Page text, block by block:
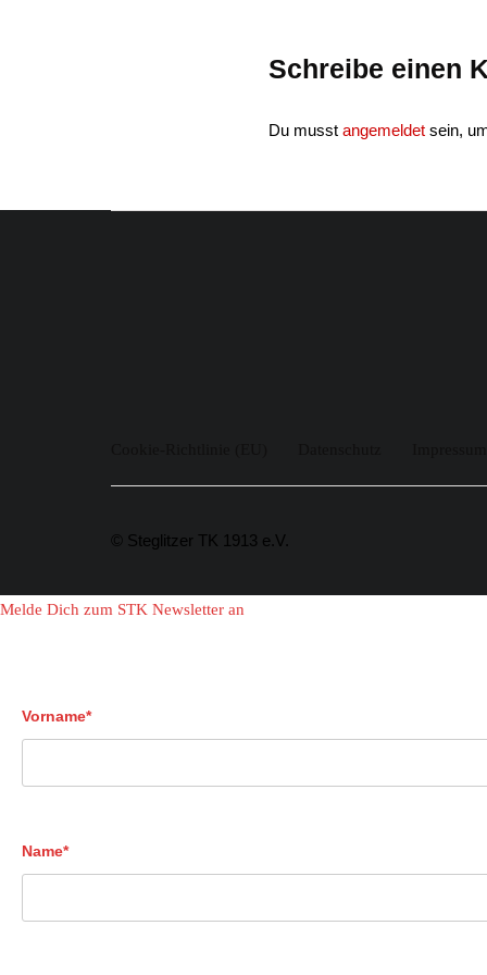
Schreibe einen
Du musst angemeldet sein,
© Steglitzer TK 1913 e.V.
Melde Dich zum STK Newsletter an
Vorname*
Name*